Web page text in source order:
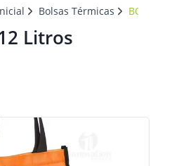
Bolsas Térmicas BOLSA
Litros